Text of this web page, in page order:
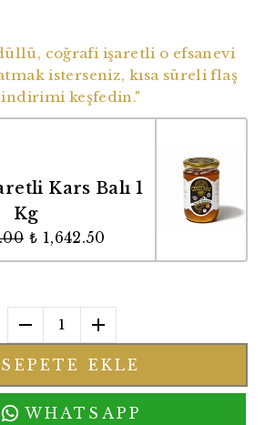
coğrafi işaretli o efsanevi
isterseniz, kısa süreli flaş
indirimi keşfedin."
Kars Balı 1
Kg
₺ 1,642.50
1
SEPETE EKLE
WHATSAPP